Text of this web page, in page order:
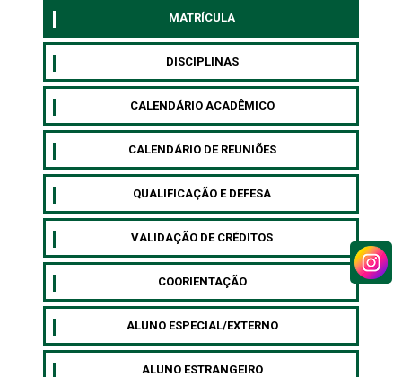
MATRÍCULA
DISCIPLINAS
CALENDÁRIO ACADÊMICO
CALENDÁRIO DE REUNIÕES
QUALIFICAÇÃO E DEFESA
VALIDAÇÃO DE CRÉDITOS
COORIENTAÇÃO
ALUNO ESPECIAL/EXTERNO
⁠ALUNO ESTRANGEIRO